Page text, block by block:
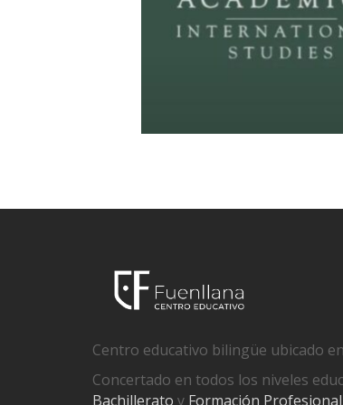
Centro educativo bilingüe ubicado
Concertado en todos los niveles
Bachillerato y Formación Profesional